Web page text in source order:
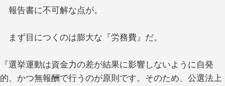
報告書に不可解な点が。
まず目につくのは膨大な『労務費』だ。
『選挙運動は資金力の差が結果に影響しないように自発
的、かつ無報酬で行うのが原則です。そのため、公選法上